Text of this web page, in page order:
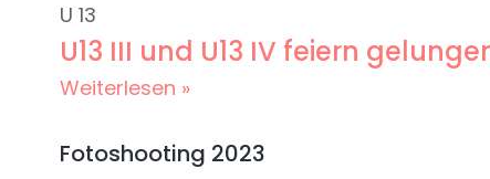
U 13
U13 III und U13 IV feiern
Weiterlesen »
Fotoshooting 2023